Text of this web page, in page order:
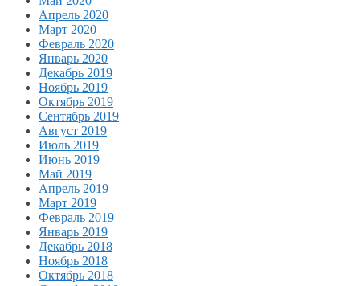
Апрель 2020
Март 2020
Февраль 2020
Январь 2020
Декабрь 2019
Ноябрь 2019
Октябрь 2019
Сентябрь 2019
Август 2019
Июль 2019
Июнь 2019
Май 2019
Апрель 2019
Март 2019
Февраль 2019
Январь 2019
Декабрь 2018
Ноябрь 2018
Октябрь 2018